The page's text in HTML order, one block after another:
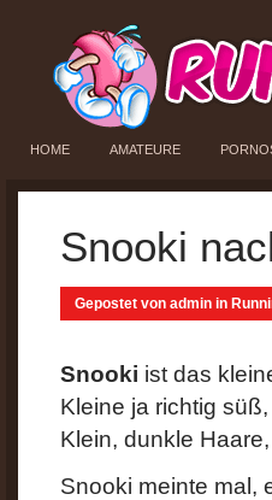
HOME AMATEURE
Snooki
Gepostet von admin in
Snooki ist das
Kleine ja richtig
Klein, dunkle
Snooki meinte mal,